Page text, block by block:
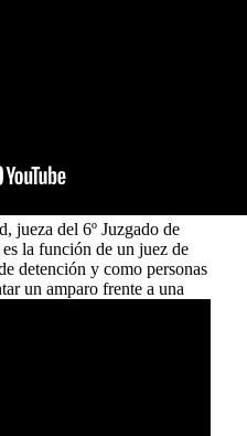
jueza del 6º Juzgado de
la función de un juez de
detención y como personas
un amparo frente a una